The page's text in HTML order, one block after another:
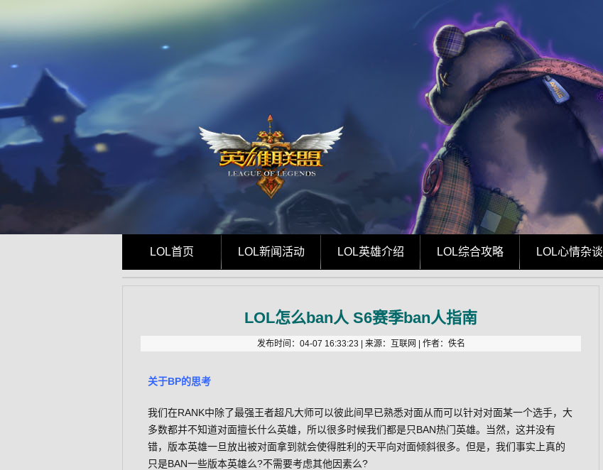
LOL首页 LOL新闻活动 LOL英雄介绍 LOL综合攻略 LOL心情杂谈
LOL怎么ban人 S6赛季ban人指南
发布时间：04-07 16:33:23 | 来源：互联网 | 作者：佚名
关于BP的思考
我们在RANK中除了最强王者超凡大师可以彼此间早已熟悉对面从而可以针对对面某一个选手，大
多数都并不知道对面擅长什么英雄，所以很多时候我们都是只BAN热门英雄。当然，这并没有
错，版本英雄一旦放出被对面拿到就会使得胜利的天平向对面倾斜很多。但是，我们事实上真的
只是BAN一些版本英雄么?不需要考虑其他因素么?